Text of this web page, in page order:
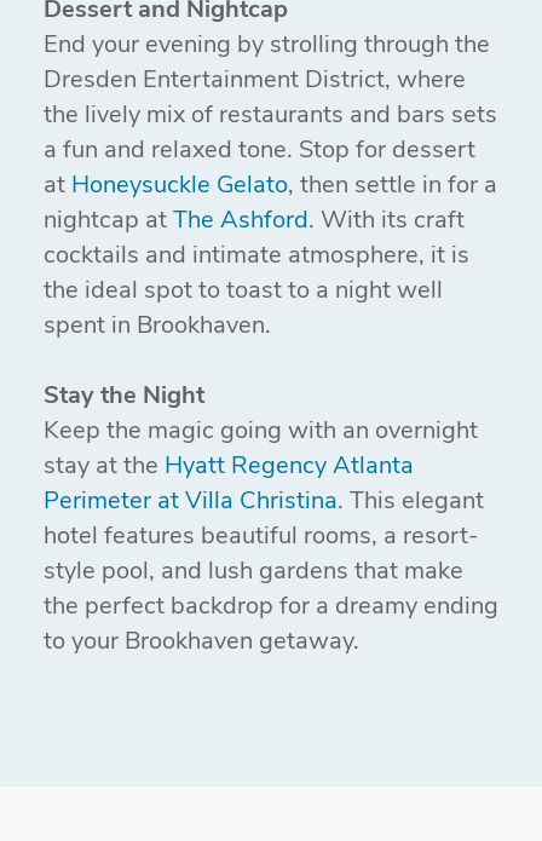
Dessert and Nightcap
End your evening by strolling through the
Dresden Entertainment District, where
the lively mix of restaurants and bars sets
a fun and relaxed tone. Stop for dessert
at Honeysuckle Gelato, then settle in for a
nightcap at The Ashford. With its craft
cocktails and intimate atmosphere, it is
the ideal spot to toast to a night well
spent in Brookhaven.
Stay the Night
Keep the magic going with an overnight
stay at the Hyatt Regency Atlanta
Perimeter at Villa Christina. This elegant
hotel features beautiful rooms, a resort-
style pool, and lush gardens that make
the perfect backdrop for a dreamy ending
to your Brookhaven getaway.